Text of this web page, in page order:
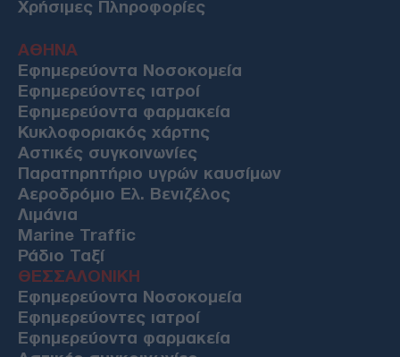
Χρήσιμες Πληροφορίες
ΑΘΗΝΑ
Εφημερεύοντα Νοσοκομεία
Εφημερεύοντες ιατροί
Εφημερεύοντα φαρμακεία
Κυκλοφοριακός χάρτης
Αστικές συγκοινωνίες
Παρατηρητήριο υγρών καυσίμων
Αεροδρόμιο Ελ. Βενιζέλος
Λιμάνια
Marine Traffic
Ράδιο Ταξί
ΘΕΣΣΑΛΟΝΙΚΗ
Εφημερεύοντα Νοσοκομεία
Εφημερεύοντες ιατροί
Εφημερεύοντα φαρμακεία